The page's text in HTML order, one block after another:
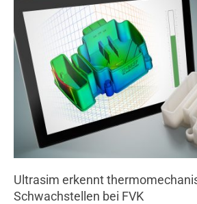
Ultrasim erkennt
Schwachstellen bei FVK